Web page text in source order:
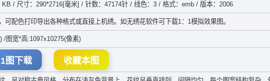
/ 尺寸：290*2716[毫米] / 针数：47174针 / 线色：3 / 格式：emb / 版本：2006
可配色打印导出各种格式或直接上机绣。如无绣花软件可下载1：1模拟效果图。
/图宽*高:1097x10275(像素)
图下载 收藏本图